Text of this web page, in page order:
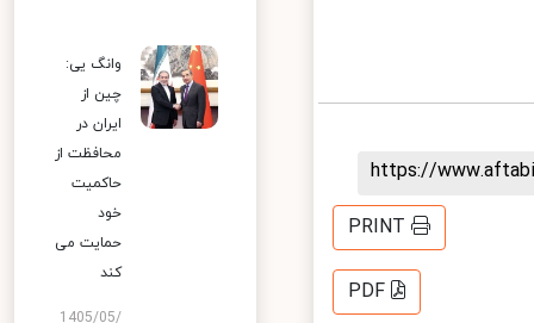
https://
PRINT
PDF
وانگ یی:
چین از
ایران در
محافظت از
حاکمیت
خود
حمایت می
کند
1405/05/